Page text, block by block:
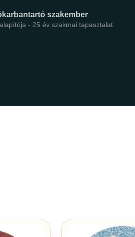
szakember
- 25 év szakmai tapasztalat